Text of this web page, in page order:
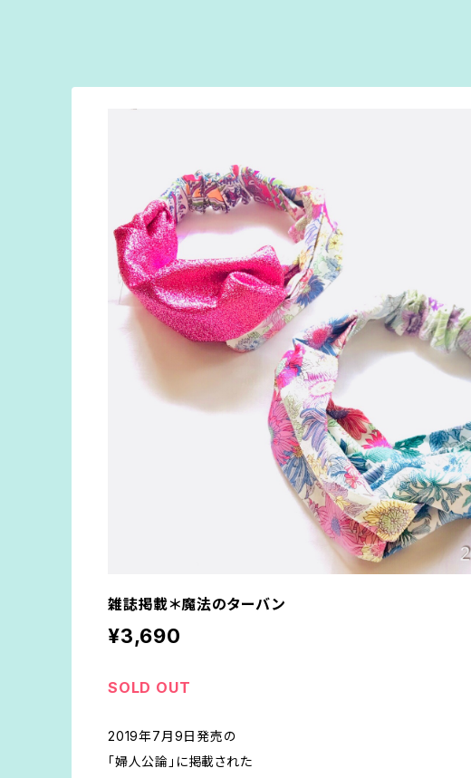
雑誌掲載＊魔法のターバン
¥3,690
SOLD OUT
2019年7月9日発売の
「婦人公論」に掲載された